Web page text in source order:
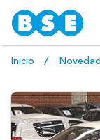
Inicio